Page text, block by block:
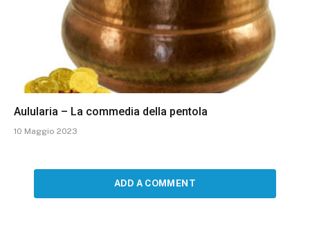
Aulularia – La commedia della pentola
10 Maggio 2023
ADD A COMMENT